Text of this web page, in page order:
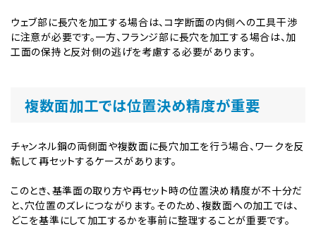
ウェブ部に長穴を加工する場合は、コ字断面の内側への工具干渉
に注意が必要です。一方、フランジ部に長穴を加工する場合は、加
工面の保持と反対側の逃げを考慮する必要があります。
複数面加工では位置決め精度が重要
チャンネル鋼の両側面や複数面に長穴加工を行う場合、ワークを反
転して再セットするケースがあります。
このとき、基準面の取り方や再セット時の位置決め精度が不十分だ
と、穴位置のズレにつながります。そのため、複数面への加工では、
どこを基準にして加工するかを事前に整理することが重要です。